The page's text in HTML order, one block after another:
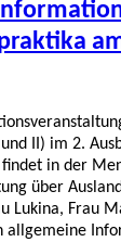
II) im 2.
in der
über
Lukina, Frau
allgemeine